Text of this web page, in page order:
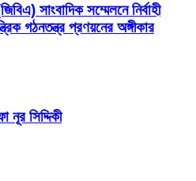
সাংবাদিক সম্মেলনে নির্বাহী
গঠনতন্ত্র প্রণয়নের অঙ্গীকার
সিদ্দিকী